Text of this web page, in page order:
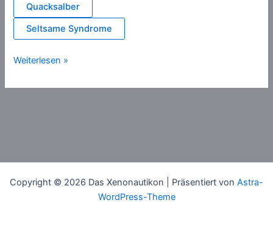
Quacksalber
Seltsame Syndrome
Hypochondrie
Weiterlesen »
Copyright © 2026 Das Xenonautikon | Präsentiert von Astra-
WordPress-Theme